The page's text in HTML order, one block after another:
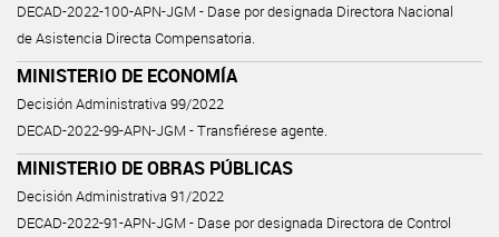
DECAD-2022-100-APN-JGM - Dase por designada Directora Nacional
de Asistencia Directa Compensatoria.
MINISTERIO DE ECONOMÍA
Decisión Administrativa 99/2022
DECAD-2022-99-APN-JGM - Transfiérese agente.
MINISTERIO DE OBRAS PÚBLICAS
Decisión Administrativa 91/2022
DECAD-2022-91-APN-JGM - Dase por designada Directora de Control